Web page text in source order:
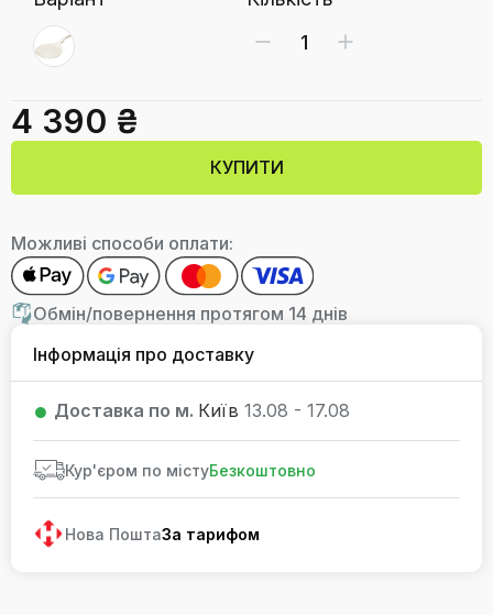
4 390 ₴
КУПИТИ
Можливі способи оплати:
Обмін/повернення протягом 14 днів
Інформація про доставку
Доставка по м. Київ 13.08 - 17.08
Кур'єром по містуБезкоштовно
Нова ПоштаЗа тарифом